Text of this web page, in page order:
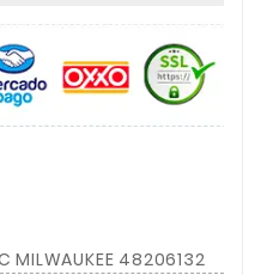
MILWAUKEE 48206132